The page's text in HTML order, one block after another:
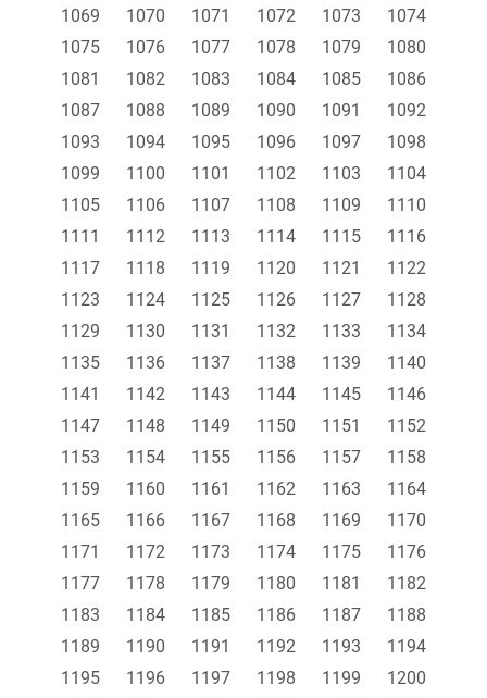
1069
1070 1071 1072 1073
1074
1075
1076 1077 1078 1079
1080
1081
1082 1083 1084 1085
1086
1087
1088 1089 1090 1091
1092
1093
1094 1095 1096 1097
1098
1099
1100 1101 1102 1103
1104
1105
1106 1107 1108 1109
1110
1111
1112 1113 1114 1115
1116
1117
1118 1119 1120 1121
1122
1123
1124 1125 1126 1127
1128
1129
1130 1131 1132 1133
1134
1135
1136 1137 1138 1139
1140
1141
1142 1143 1144 1145
1146
1147
1148 1149 1150 1151
1152
1153
1154 1155 1156 1157
1158
1159
1160 1161 1162 1163
1164
1165
1166 1167 1168 1169
1170
1171
1172 1173 1174 1175
1176
1177
1178 1179 1180 1181
1182
1183
1184 1185 1186 1187
1188
1189
1190 1191 1192 1193
1194
1195
1196 1197 1198 1199
1200